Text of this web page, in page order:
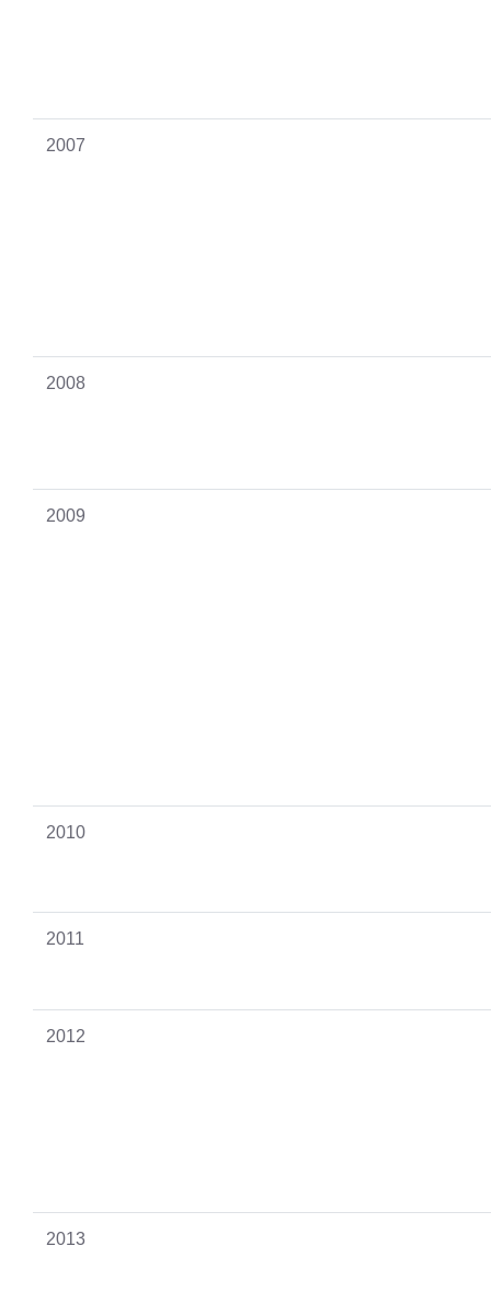
2007
2008
2009
2010
2011
2012
2013